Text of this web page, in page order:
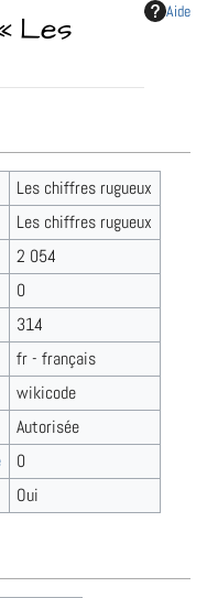
Aide
Les
Les chiffres rugueux
Les chiffres rugueux
2 054
0
314
fr - français
wikicode
Autorisée
0
Oui